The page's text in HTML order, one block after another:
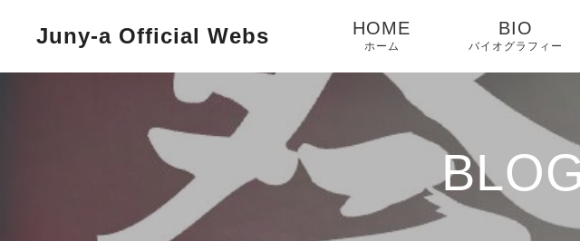
Juny-a Official Webs HOME
ホーム
BIO
バイオグラフィー